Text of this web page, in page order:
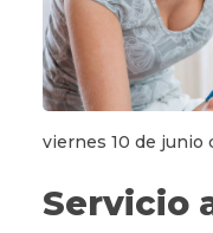
viernes 10 de junio
Servicio